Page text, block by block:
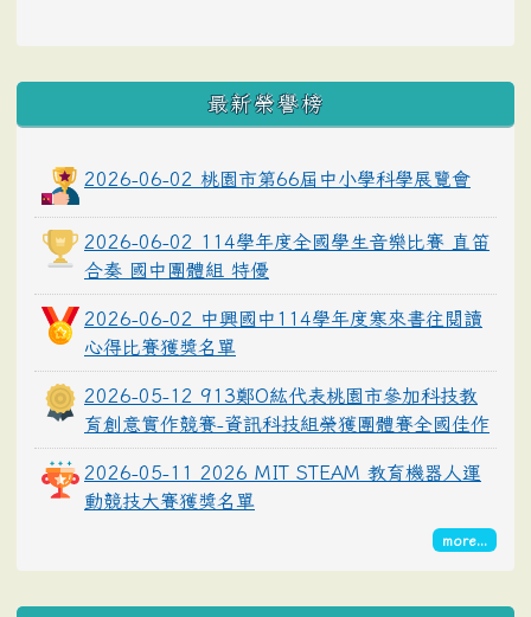
最新榮譽榜
2026-06-02 桃園市第66屆中小學科學展覽會
2026-06-02 114學年度全國學生音樂比賽 直笛
合奏 國中團體組 特優
2026-06-02 中興國中114學年度寒來書往閱讀
心得比賽獲獎名單
2026-05-12 913鄭O紘代表桃園市參加科技教
育創意實作競賽-資訊科技組榮獲團體賽全國佳作
2026-05-11 2026 MIT STEAM 教育機器人運
動競技大賽獲獎名單
more...